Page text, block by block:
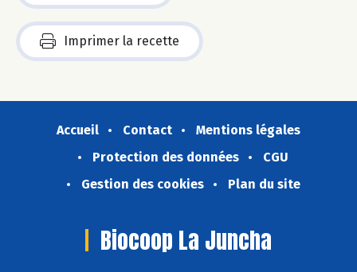
Imprimer la recette
Accueil Contact
Mentions légales
Protection des données
CGU
Gestion des cookies
Plan du site
Biocoop La Juncha